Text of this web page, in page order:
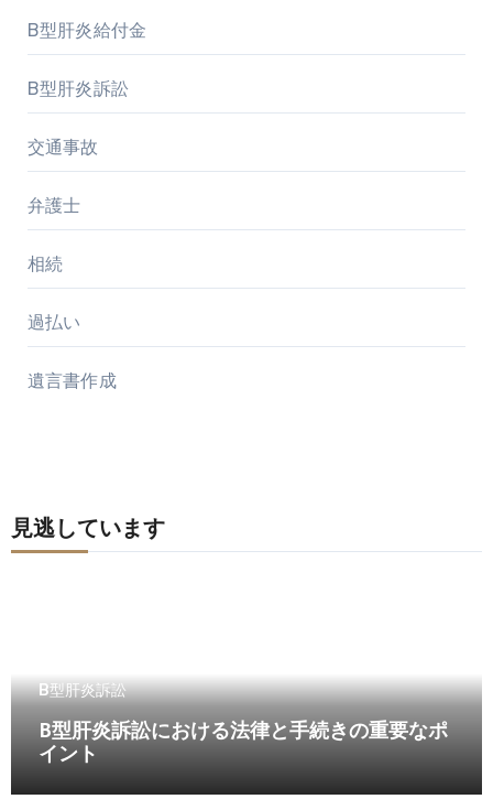
B型肝炎給付金
B型肝炎訴訟
交通事故
弁護士
相続
過払い
遺言書作成
見逃しています
B型肝炎訴訟
B型肝炎訴訟における法律と手続きの重要なポ
イント